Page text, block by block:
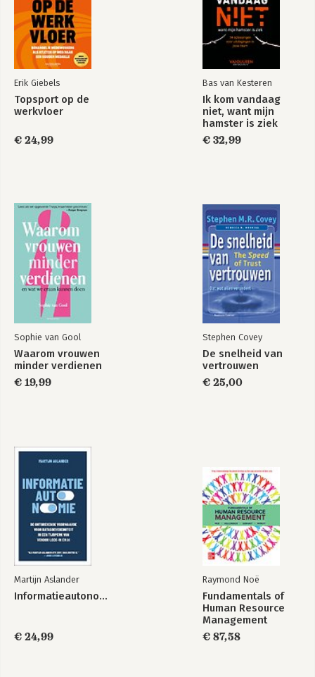
De transformatie onder druk
Meer structuur, zonder centraal gezag
Een sterkere transformatie dankzij corona
Decathlon als inspiratiebron
Epiloog: een adviesproces over de cover
Erik Giebels
Topsport op de
werkvloer
€ 24,99
Bas van Kesteren
Ik kom vandaag
niet, want mijn
hamster is ziek
€ 32,99
Sophie van Gool
Waarom vrouwen
minder verdienen
€ 19,99
Stephen Covey
De snelheid van
vertrouwen
€ 25,00
Martijn Aslander
Informatieautonomie
€ 24,99
Raymond Noë
Fundamentals of
Human Resource
Management
€ 87,58